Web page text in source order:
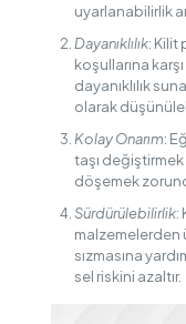
uyarlanabilirlik
Dayanıklılık: Kilit
koşullarına
dayanıklılık
olarak
Kolay Onarım:
taşı
döşemek
Sürdürülebilirlik:
malzemelerden
sızmasına
sel riskini azaltır.